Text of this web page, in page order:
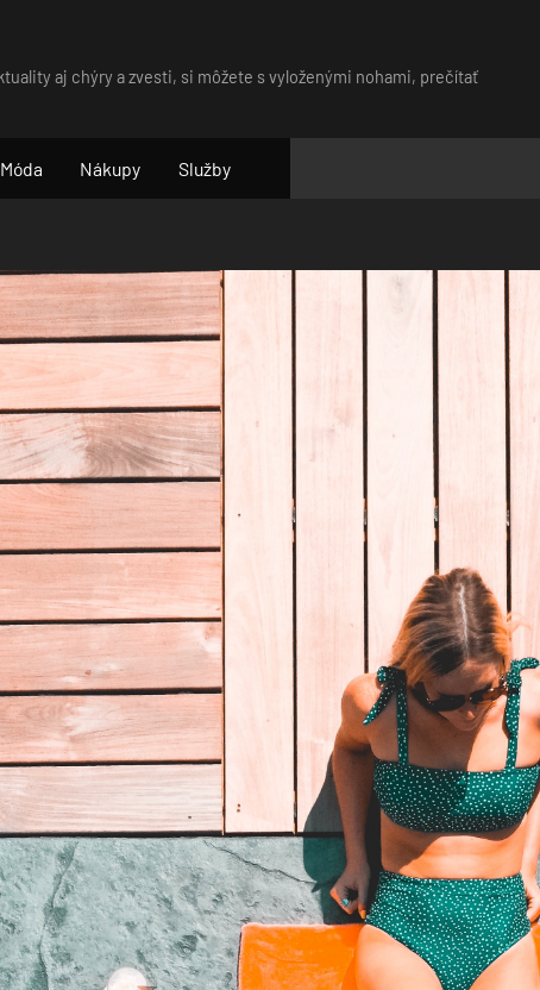
aj chýry a zvesti, si môžete s vyloženými nohami, prečítať
Móda Nákupy Služby